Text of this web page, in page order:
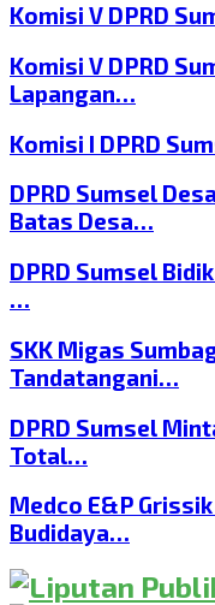
Komisi V DPRD
Komisi V DPRD
Lapangan…
Komisi I DPRD
DPRD Sumsel
Batas Desa…
DPRD Sumsel
…
SKK Migas
Tandatangani…
DPRD Sumsel
Total…
Medco E&P
Budidaya…